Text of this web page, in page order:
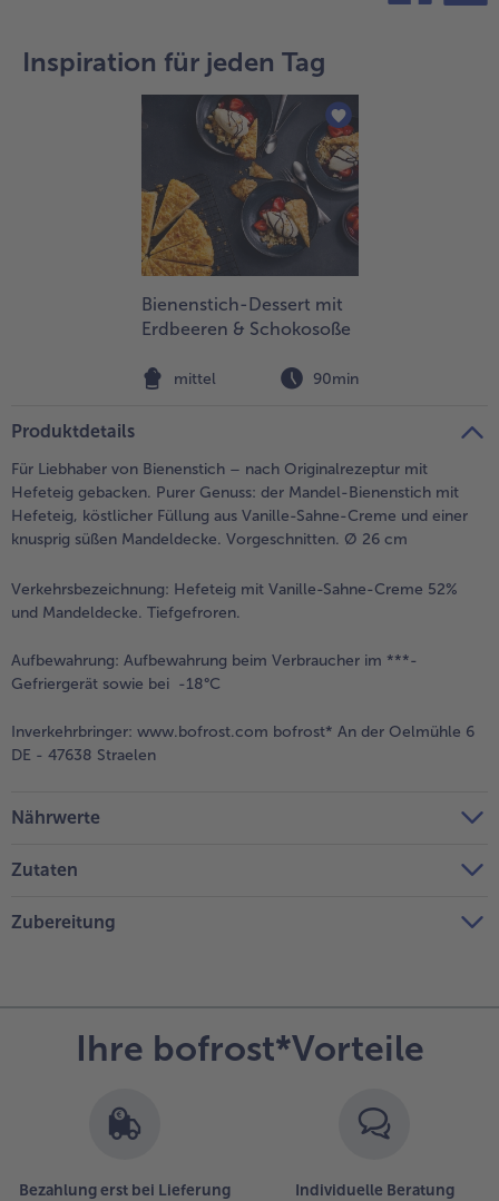
Inspiration für jeden Tag
Bienenstich-Dessert mit
Erdbeeren & Schokosoße
mittel 90min
Produktdetails
Für Liebhaber von Bienenstich – nach Originalrezeptur mit
Hefeteig gebacken. Purer Genuss: der Mandel-Bienenstich mit
Hefeteig, köstlicher Füllung aus Vanille-Sahne-Creme und einer
knusprig süßen Mandeldecke. Vorgeschnitten. Ø 26 cm
Verkehrsbezeichnung: Hefeteig mit Vanille-Sahne-Creme 52%
und Mandeldecke. Tiefgefroren.
Aufbewahrung: Aufbewahrung beim Verbraucher im ***-
Gefriergerät sowie bei -18°C
Inverkehrbringer: www.bofrost.com bofrost* An der Oelmühle 6
DE - 47638 Straelen
Nährwerte
Zutaten
Zubereitung
Ihre bofrost*Vorteile
Bezahlung erst bei Lieferung Individuelle Beratung